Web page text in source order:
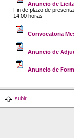
Anuncio de
Fin de plazo de
14:00 horas
Convocatoria
Anuncio de
Anuncio de
subir